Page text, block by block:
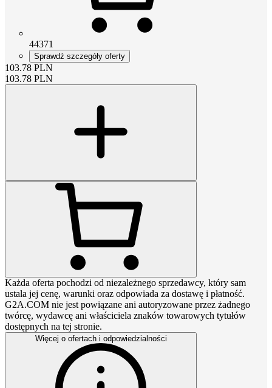
44371
Sprawdź szczegóły oferty
103.78 PLN
103.78 PLN
Każda oferta pochodzi od niezależnego sprzedawcy, który sam
ustala jej cenę, warunki oraz odpowiada za dostawę i płatność.
G2A.COM nie jest powiązane ani autoryzowane przez żadnego
twórcę, wydawcę ani właściciela znaków towarowych tytułów
dostępnych na tej stronie.
Więcej o ofertach i odpowiedzialności